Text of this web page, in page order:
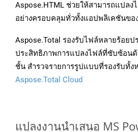
Aspose.HTML ช่วยให้สามารถแปล
อย่างครอบคลุมทั่วทั้งแอปพลิเคชันข
Aspose.Total รองรับไฟล์หลายร้อยป
ประสิทธิภาพการแปลงไฟล์ที่ซับซ้อน
ชั้น สำรวจรายการรูปแบบที่รองรับทั้
Aspose.Total Cloud
แปลงงานนำเสนอ MS